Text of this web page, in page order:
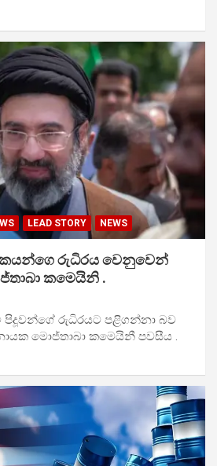
LEAD STORY NEWS
රුධිරය වෙනුවෙන්
කමෙයිනි .
පිදූවන්ගේ රුධිරයට පළිගන්නා බව
මොජ්තාබා කමෙයිනී පවසීය .